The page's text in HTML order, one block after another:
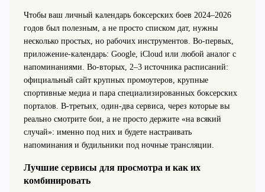
Чтобы ваш личный календарь боксерских боев 2024–2026
годов был полезным, а не просто списком дат, нужны
несколько простых, но рабочих инструментов. Во‑первых,
приложение‑календарь: Google, iCloud или любой аналог с
напоминаниями. Во‑вторых, 2–3 источника расписаний:
официальный сайт крупных промоутеров, крупные
спортивные медиа и пара специализированных боксерских
порталов. В‑третьих, один‑два сервиса, через которые вы
реально смотрите бои, а не просто держите «на всякий
случай»: именно под них и будете настраивать
напоминания и будильники под ночные трансляции.
Лучшие сервисы для просмотра и как их
комбинировать